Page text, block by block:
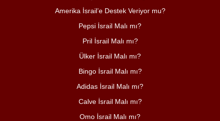
Amerika İsrail’e Destek Veriyor mu?
Pepsi İsrail Malı mı?
Pril İsrail Malı mı?
Ülker İsrail Malı mı?
Bingo İsrail Malı mı?
Adidas İsrail Malı mı?
Calve İsrail Malı mı?
Omo İsrail Malı mı?